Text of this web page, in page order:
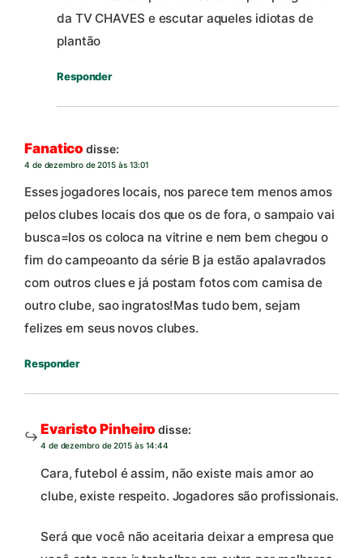
da TV CHAVES e escutar aqueles idiotas de
plantão
Responder
Fanatico disse:
4 de dezembro de 2015 às 13:01
Esses jogadores locais, nos parece tem menos amos
pelos clubes locais dos que os de fora, o sampaio vai
busca=los os coloca na vitrine e nem bem chegou o
fim do campeoanto da série B ja estão apalavrados
com outros clues e já postam fotos com camisa de
outro clube, sao ingratos!Mas tudo bem, sejam
felizes em seus novos clubes.
Responder
Evaristo Pinheiro disse:
4 de dezembro de 2015 às 14:44
Cara, futebol é assim, não existe mais amor ao
clube, existe respeito. Jogadores são profissionais.
Será que você não aceitaria deixar a empresa que